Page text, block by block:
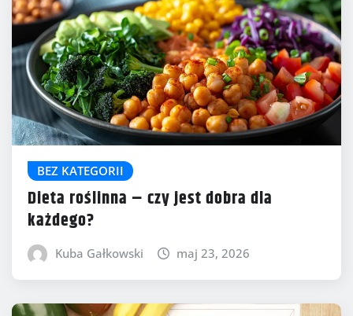
BEZ KATEGORII
Dieta roślinna – czy jest dobra dla
każdego?
Kuba Gałkowski maj 23, 2026